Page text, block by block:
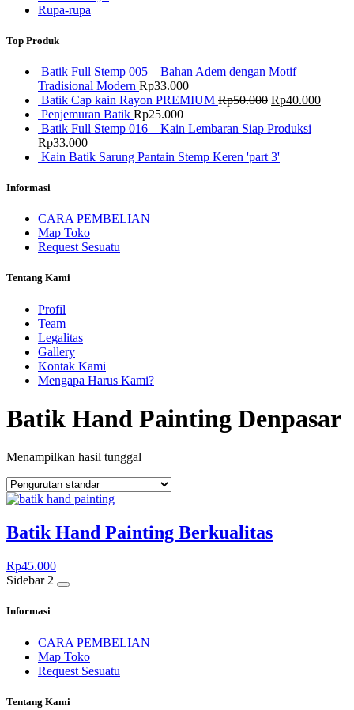
Rupa-rupa
Top Produk
Batik Full Stemp 005 – Bahan Adem dengan Motif
Tradisional Modern Rp33.000
Batik Cap kain Rayon PREMIUM Rp50.000 Harga
adalah:
Rp40.000Harga
Penjemuran Batik Rp25.000
Batik Full Stemp 016 – Kain Lembaran Siap Produksi
Rp33.000
Kain Batik Sarung Pantain Stemp Keren 'part 3'
Informasi
CARA PEMBELIAN
Map Toko
Request Sesuatu
Tentang Kami
Profil
Team
Legalitas
Gallery
Kontak Kami
Mengapa Harus Kami?
Batik Hand Painting Denpasar
Menampilkan hasil tunggal
Batik Hand Painting Berkualitas
Rp45.000
Sidebar 2
Informasi
CARA PEMBELIAN
Map Toko
Request Sesuatu
Tentang Kami